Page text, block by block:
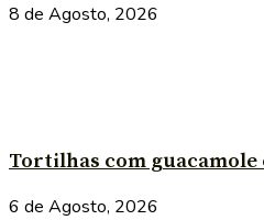
8 de Agosto, 2026
Tortilhas com guacamole
6 de Agosto, 2026